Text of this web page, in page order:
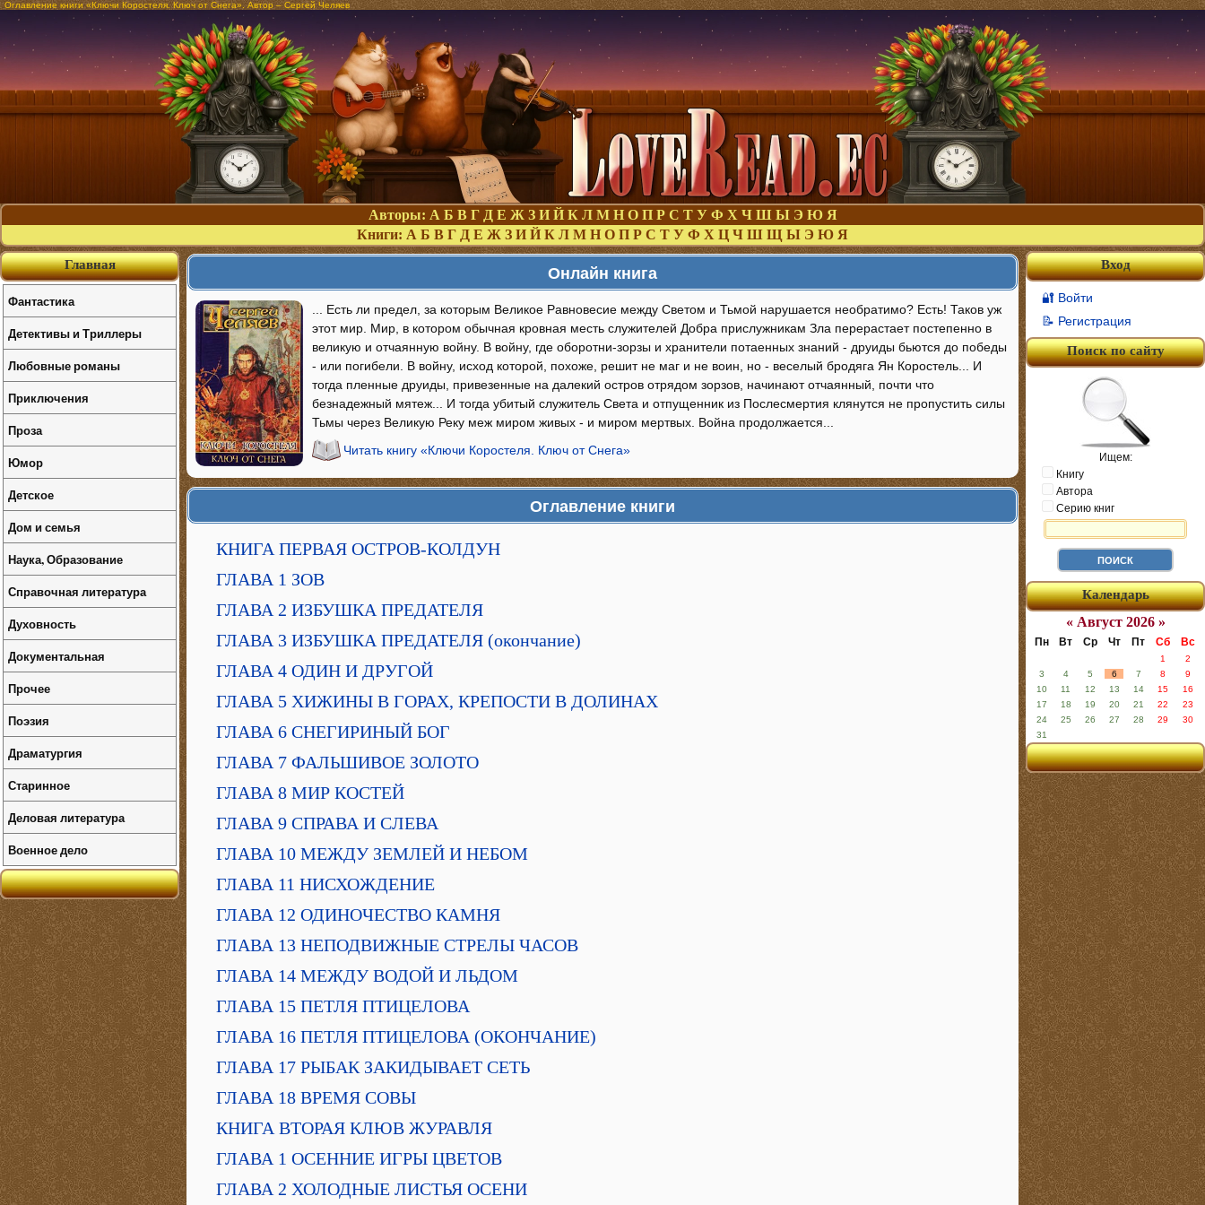
Оглавление книги «Ключи Коростеля. Ключ от Снега». Автор – Сергей Челяев
Авторы: А Б В Г Д Е Ж З И Й К Л М Н О П Р С Т У Ф Х Ч Ш Ы Э Ю Я
Книги: А Б В Г Д Е Ж З И Й К Л М Н О П Р С Т У Ф Х Ц Ч Ш Щ Ы Э Ю Я
Онлайн книга
... Есть ли предел, за которым Великое Равновесие между Светом и Тьмой нарушается необратимо? Есть! Таков уж
этот мир. Мир, в котором обычная кровная месть служителей Добра прислужникам Зла перерастает постепенно в
великую и отчаянную войну. В войну, где оборотни-зорзы и хранители потаенных знаний - друиды бьются до победы
- или погибели. В войну, исход которой, похоже, решит не маг и не воин, но - веселый бродяга Ян Коростель... И
тогда пленные друиды, привезенные на далекий остров отрядом зорзов, начинают отчаянный, почти что
безнадежный мятеж... И тогда убитый служитель Света и отпущенник из Послесмертия клянутся не пропустить силы
Тьмы через Великую Реку меж миром живых - и миром мертвых. Война продолжается...
Читать книгу «Ключи Коростеля. Ключ от Снега»
Оглавление книги
КНИГА ПЕРВАЯ ОСТРОВ-КОЛДУН
ГЛАВА 1 ЗОВ
ГЛАВА 2 ИЗБУШКА ПРЕДАТЕЛЯ
ГЛАВА 3 ИЗБУШКА ПРЕДАТЕЛЯ (окончание)
ГЛАВА 4 ОДИН И ДРУГОЙ
ГЛАВА 5 ХИЖИНЫ В ГОРАХ, КРЕПОСТИ В ДОЛИНАХ
ГЛАВА 6 СНЕГИРИНЫЙ БОГ
ГЛАВА 7 ФАЛЬШИВОЕ ЗОЛОТО
ГЛАВА 8 МИР КОСТЕЙ
ГЛАВА 9 СПРАВА И СЛЕВА
ГЛАВА 10 МЕЖДУ ЗЕМЛЕЙ И НЕБОМ
ГЛАВА 11 НИСХОЖДЕНИЕ
ГЛАВА 12 ОДИНОЧЕСТВО КАМНЯ
ГЛАВА 13 НЕПОДВИЖНЫЕ СТРЕЛЫ ЧАСОВ
ГЛАВА 14 МЕЖДУ ВОДОЙ И ЛЬДОМ
ГЛАВА 15 ПЕТЛЯ ПТИЦЕЛОВА
ГЛАВА 16 ПЕТЛЯ ПТИЦЕЛОВА (ОКОНЧАНИЕ)
ГЛАВА 17 РЫБАК ЗАКИДЫВАЕТ СЕТЬ
ГЛАВА 18 ВРЕМЯ СОВЫ
КНИГА ВТОРАЯ КЛЮВ ЖУРАВЛЯ
ГЛАВА 1 ОСЕННИЕ ИГРЫ ЦВЕТОВ
ГЛАВА 2 ХОЛОДНЫЕ ЛИСТЬЯ ОСЕНИ
Вход
🔐 Войти
📝 Регистрация
Поиск по сайту
Ищем:
Книгу
Автора
Серию книг
Календарь
« Август 2026 »
Пн Вт Ср Чт Пт Сб Вс
1
2
3
4 5 6 7 8
9
10
11 12 13 14 15
16
17
18 19 20 21 22
23
24
25 26 27 28 29
30
31
Главная
Фантастика
Детективы и Триллеры
Любовные романы
Приключения
Проза
Юмор
Детское
Дом и семья
Наука, Образование
Справочная литература
Духовность
Документальная
Прочее
Поэзия
Драматургия
Старинное
Деловая литература
Военное дело